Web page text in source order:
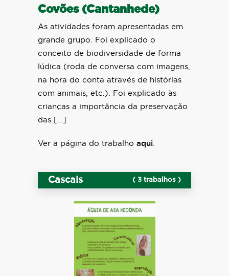
Covões (Cantanhede)
As atividades foram apresentadas em
grande grupo. Foi explicado o
conceito de biodiversidade de forma
lúdica (roda de conversa com imagens,
na hora do conta através de histórias
com animais, etc.). Foi explicado às
crianças a importância da preservação
das […]
Ver a página do trabalho aqui
Cascais ( 3 trabalhos )